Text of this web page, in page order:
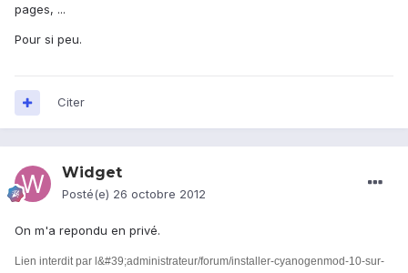
pages, ...
Pour si peu.
Citer
Widget
Posté(e) 26 octobre 2012
On m'a repondu en privé.
Lien interdit par l&#39;administrateur/forum/installer-cyanogenmod-10-sur-